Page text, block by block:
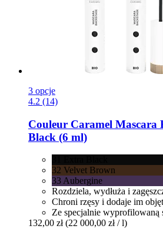
3 opcje
4.2 (14)
Couleur Caramel Mascara
Black (6 ml)
32 Velvet Brown
33 Aubergine
Rozdziela, wydłuża i
Chroni rzęsy i dodaje im
Ze specjalnie wyprofilowaną
132,00 zł (22 000,00 zł / l)